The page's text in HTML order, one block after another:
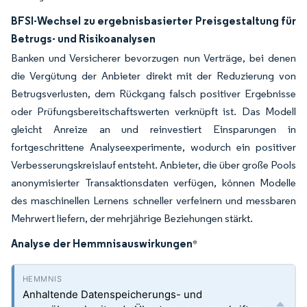
BFSI-Wechsel zu ergebnisbasierter Preisgestaltung für
Betrugs- und Risikoanalysen
Banken und Versicherer bevorzugen nun Verträge, bei denen
die Vergütung der Anbieter direkt mit der Reduzierung von
Betrugsverlusten, dem Rückgang falsch positiver Ergebnisse
oder Prüfungsbereitschaftswerten verknüpft ist. Das Modell
gleicht Anreize an und reinvestiert Einsparungen in
fortgeschrittene Analyseexperimente, wodurch ein positiver
Verbesserungskreislauf entsteht. Anbieter, die über große Pools
anonymisierter Transaktionsdaten verfügen, können Modelle
des maschinellen Lernens schneller verfeinern und messbaren
Mehrwert liefern, der mehrjährige Beziehungen stärkt.
Analyse der Hemmnisauswirkungen*
Anhaltende Datenspeicherungs- und